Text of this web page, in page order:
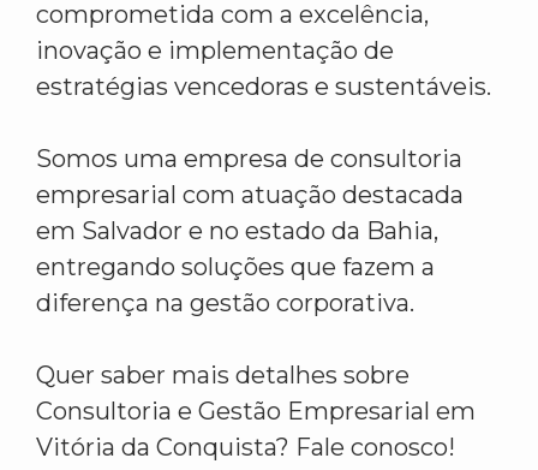
comprometida com a excelência,
inovação e implementação de
estratégias vencedoras e sustentáveis.
Somos uma empresa de consultoria
empresarial com atuação destacada
em Salvador e no estado da Bahia,
entregando soluções que fazem a
diferença na gestão corporativa.
Quer saber mais detalhes sobre
Consultoria e Gestão Empresarial em
Vitória da Conquista? Fale conosco!